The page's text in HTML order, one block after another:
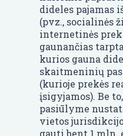
dideles pajamas
(pvz., socialinės
internetinės
gaunančias
kurios gauna
skaitmeninių
(kurioje prekės
įsigyjamos). Be
pasiūlyme
vietos
gauti bent 1 mln.